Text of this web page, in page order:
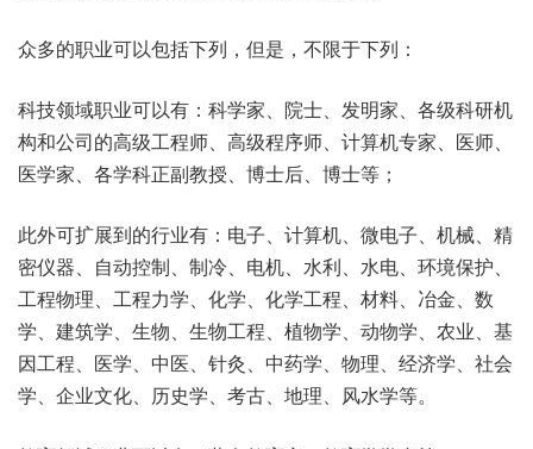
众多的职业可以包括下列，但是，不限于下列：
科技领域职业可以有：科学家、院士、发明家、各级科研机
构和公司的高级工程师、高级程序师、计算机专家、医师、
医学家、各学科正副教授、博士后、博士等；
此外可扩展到的行业有：电子、计算机、微电子、机械、精
密仪器、自动控制、制冷、电机、水利、水电、环境保护、
工程物理、工程力学、化学、化学工程、材料、冶金、数
学、建筑学、生物、生物工程、植物学、动物学、农业、基
因工程、医学、中医、针灸、中药学、物理、经济学、社会
学、企业文化、历史学、考古、地理、风水学等。